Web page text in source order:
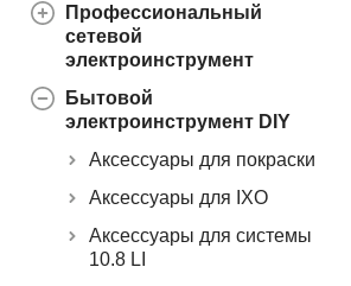
Профессиональный
сетевой
электроинструмент
Бытовой
электроинструмент DIY
Аксессуары для покраски
Аксессуары для IXO
Аксессуары для системы
10.8 LI